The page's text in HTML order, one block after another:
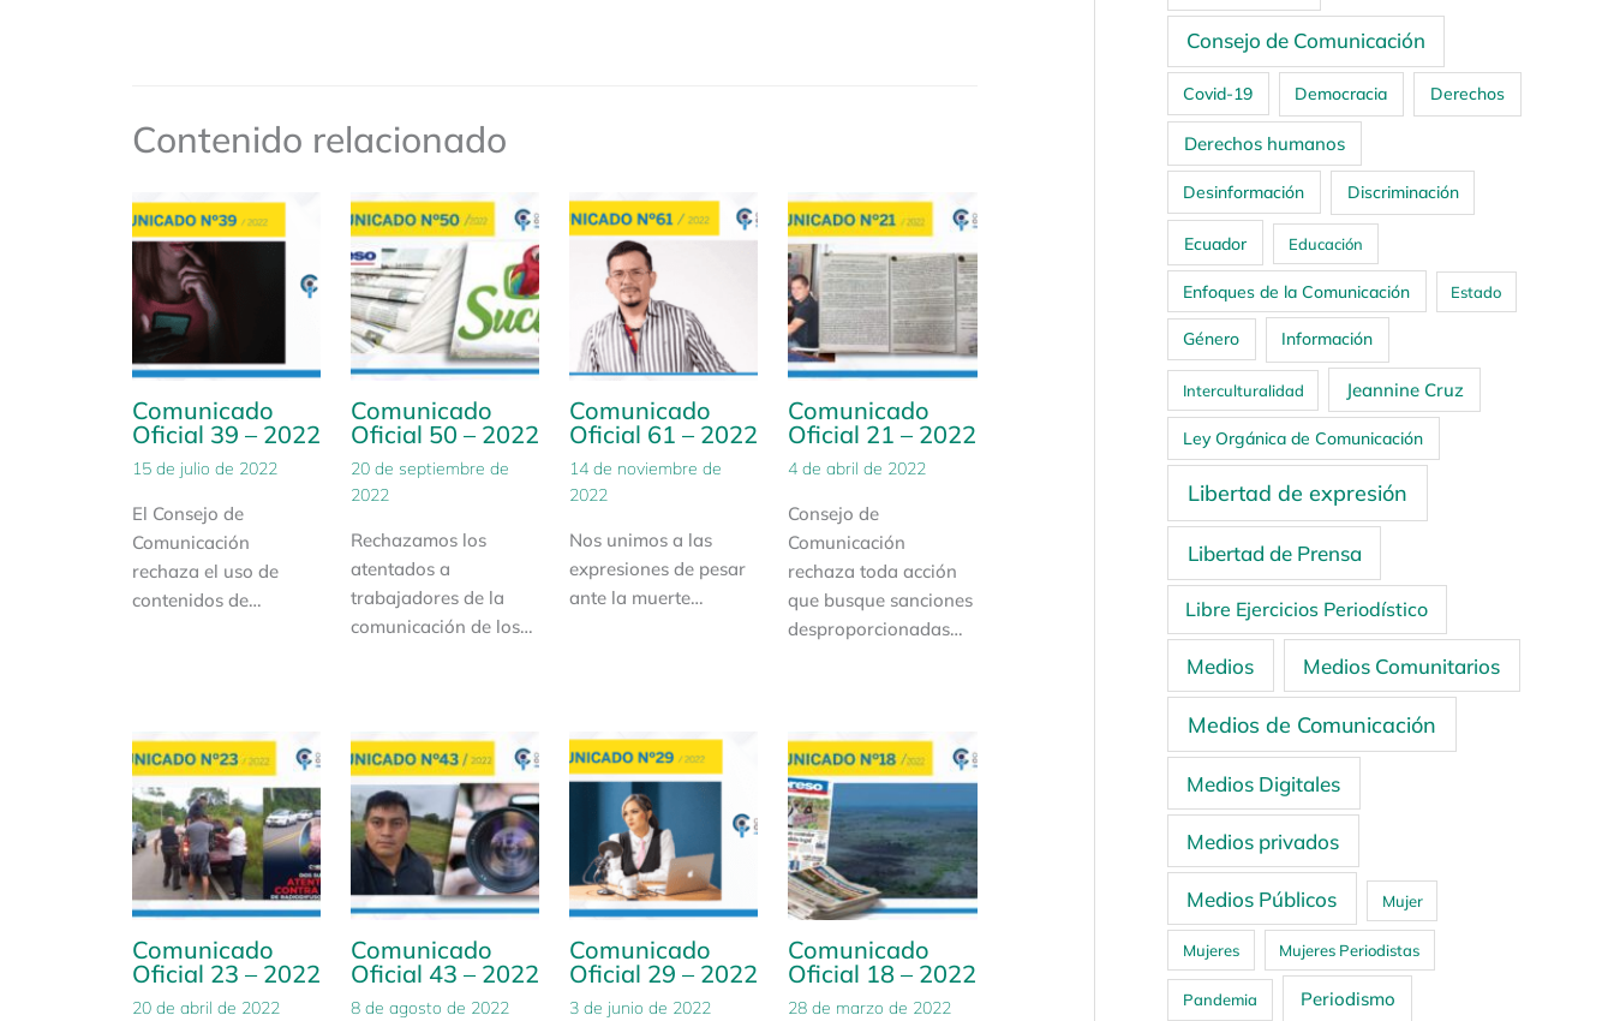
Contenido relacionado
Comunicado
Oficial 39 – 2022
15 de julio de 2022
El Consejo de
Comunicación
rechaza el uso de
contenidos de…
Comunicado
Oficial 50 – 2022
20 de septiembre de
2022
Rechazamos los
atentados a
trabajadores de la
comunicación de los…
Comunicado
Oficial 61 – 2022
14 de noviembre de
2022
Nos unimos a las
expresiones de pesar
ante la muerte…
Comunicado
Oficial 21 – 2022
4 de abril de 2022
Consejo de
Comunicación
rechaza toda acción
que busque sanciones
desproporcionadas…
Comunicado
Oficial 23 – 2022
20 de abril de 2022
Comunicado
Oficial 43 – 2022
8 de agosto de 2022
Comunicado
Oficial 29 – 2022
3 de junio de 2022
Comunicado
Oficial 18 – 2022
28 de marzo de 2022
Consejo de Comunicación
Covid-19 Democracia Derechos
Derechos humanos
Desinformación Discriminación
Ecuador Educación
Enfoques de la Comunicación Estado
Género Información
Interculturalidad Jeannine Cruz
Ley Orgánica de Comunicación
Libertad de expresión
Libertad de Prensa
Libre Ejercicios Periodístico
Medios Medios Comunitarios
Medios de Comunicación
Medios Digitales
Medios privados
Medios Públicos Mujer
Mujeres Mujeres Periodistas
Pandemia Periodismo